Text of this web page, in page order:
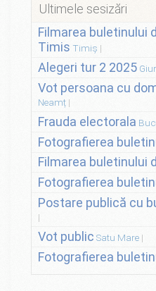
Ultimele sesizări
Filmarea buletinului
Timis Timiș
Alegeri tur 2 2025
Vot persoana cu
Neamț
Frauda electorala
Fotografierea
Filmarea buletinului
Fotografierea
Postare publică cu
Vot public Satu Mare
Fotografierea